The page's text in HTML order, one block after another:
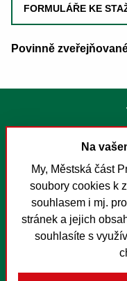
Na
My, Městská část
soubory cookies k
souhlasem i mj.
stránek a jejich
souhlasíte s
FORMULÁŘE KE
Povinně